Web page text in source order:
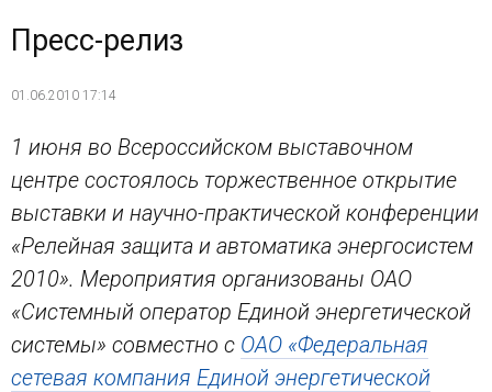
Пресс-релиз
01.06.2010 17:14
1 июня во Всероссийском выставочном
центре состоялось торжественное открытие
выставки и научно-практической конференции
«Релейная защита и автоматика энергосистем
2010». Мероприятия организованы ОАО
«Системный оператор Единой энергетической
системы» совместно с ОАО «Федеральная
сетевая компания Единой энергетической